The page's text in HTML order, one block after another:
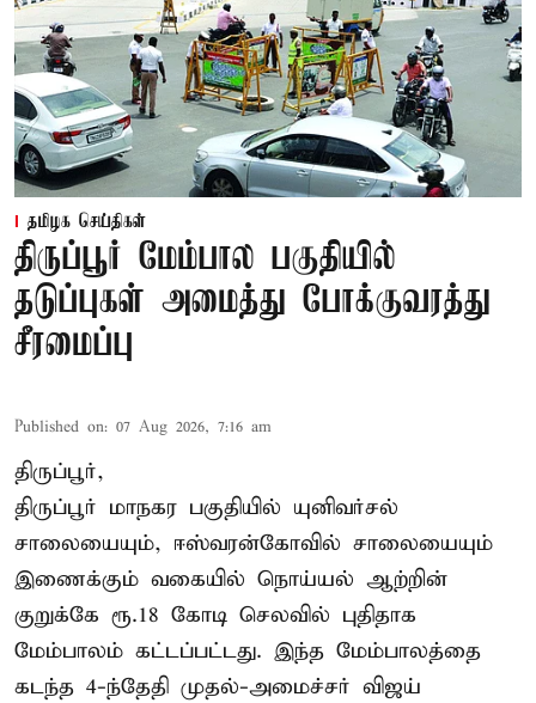
தமிழக செய்திகள்
திருப்பூர் மேம்பால பகுதியில்
தடுப்புகள் அமைத்து போக்குவரத்து
சீரமைப்பு
Published on: 07 Aug 2026, 7:16 am
திருப்பூர்,
திருப்பூர் மாநகர பகுதியில் யுனிவர்சல்
சாலையையும், ஈஸ்வரன்கோவில் சாலையையும்
இணைக்கும் வகையில் நொய்யல் ஆற்றின்
குறுக்கே ரூ.18 கோடி செலவில் புதிதாக
மேம்பாலம் கட்டப்பட்டது. இந்த மேம்பாலத்தை
கடந்த 4-ந்தேதி முதல்-அமைச்சர் விஜய்